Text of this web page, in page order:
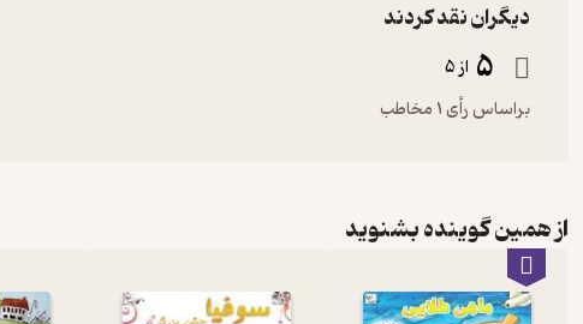
دیگران نقد کردند
5 از 5
براساس رأی 1 مخاطب
از همین گوینده بشنوید